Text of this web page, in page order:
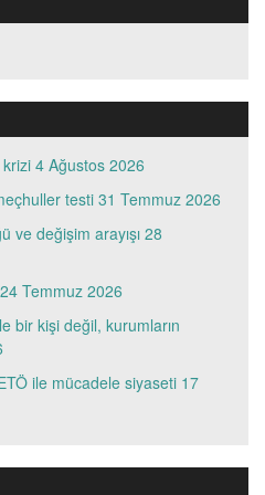
krizi 4 Ağustos 2026
testi 31 Temmuz 2026
ve değişim arayışı 28
24 Temmuz 2026
bir kişi değil, kurumların
ile mücadele siyaseti 17